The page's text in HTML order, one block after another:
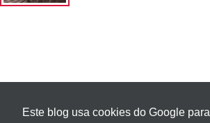
Este blog usa cookies do Google para